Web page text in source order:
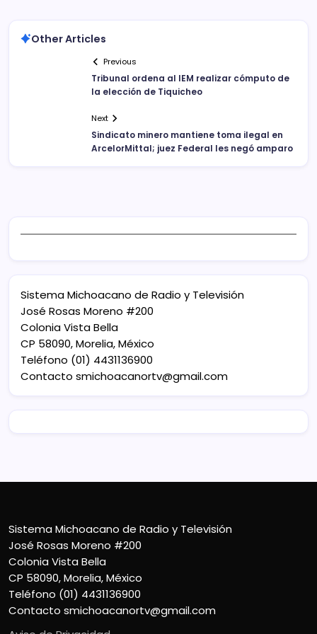
Other Articles
Previous
Tribunal ordena al IEM realizar cómputo de
la elección de Tiquicheo
Next
Sindicato minero mantiene toma ilegal en
ArcelorMittal; juez Federal les negó amparo
Sistema Michoacano de Radio y Televisión
José Rosas Moreno #200
Colonia Vista Bella
CP 58090, Morelia, México
Teléfono (01) 4431136900
Contacto smichoacanortv@gmail.com
Sistema Michoacano de Radio y Televisión
José Rosas Moreno #200
Colonia Vista Bella
CP 58090, Morelia, México
Teléfono (01) 4431136900
Contacto smichoacanortv@gmail.com